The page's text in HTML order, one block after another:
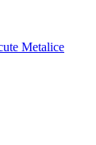
Metalice